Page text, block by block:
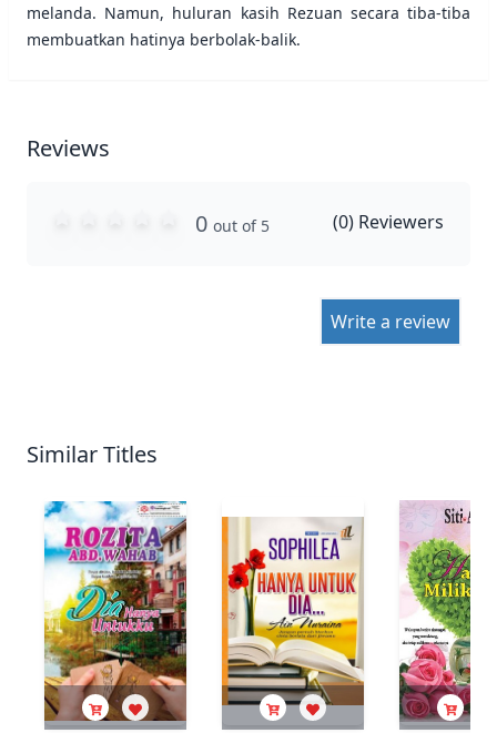
melanda. Namun, huluran kasih Rezuan secara tiba-tiba
membuatkan hatinya berbolak-balik.
Reviews
0 out of 5 (0) Reviewers
Write a review
Similar Titles